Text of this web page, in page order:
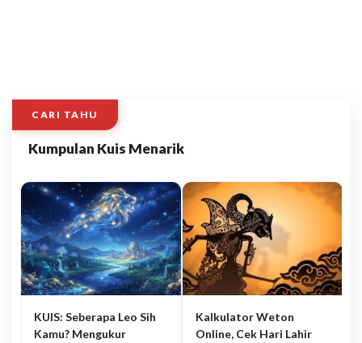
CARI TAHU
Kumpulan Kuis Menarik
KUIS: Seberapa Leo Sih
Kamu? Mengukur
Kalkulator Weton
Online, Cek Hari Lahir